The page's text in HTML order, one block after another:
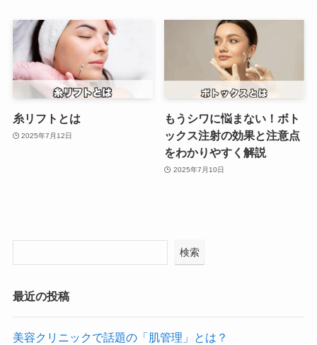
糸リフトとは
2025年7月12日
もうシワに悩まない！ボト
ックス注射の効果と注意点
をわかりやすく解説
2025年7月10日
検索
最近の投稿
美容クリニックで話題の「肌管理」とは？